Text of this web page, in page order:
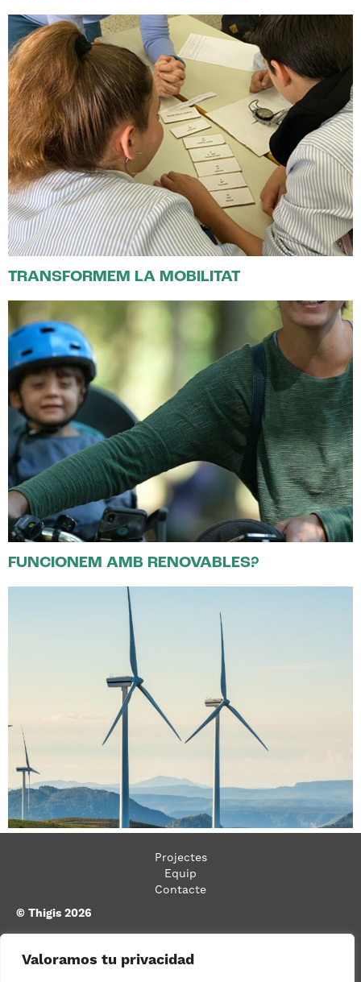
Valoramos tu privacidad
TRANSFORMEM LA MOBILITAT
FUNCIONEM AMB RENOVABLES?
Projectes
Equip
Contacte
© Thigis 2026
08026 Barcelona